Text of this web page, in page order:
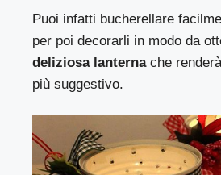
Puoi infatti bucherellare
per poi decorarli in modo da
deliziosa lanternache
più suggestivo.